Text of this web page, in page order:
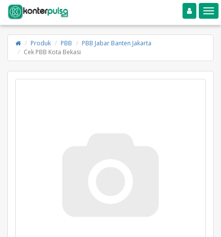
Toggle navigation
Produk PBB
PBB Jabar Banten Jakarta
Cek PBB Kota Bekasi